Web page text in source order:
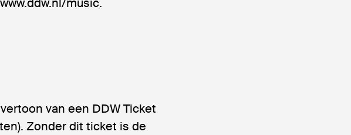
van een DDW Ticket
Zonder dit ticket is de